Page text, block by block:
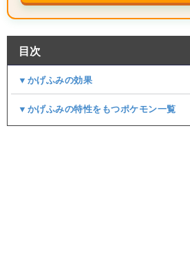
目次
▼かげふみの効果
▼かげふみの特性をもつポケモン一覧